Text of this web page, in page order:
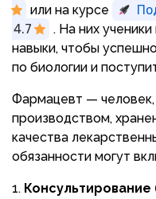
или на курсе
4.7
. На них
навыки, чтобы
по биологии и
Фармацевт —
производством,
качества
обязанности могут
Консультирование